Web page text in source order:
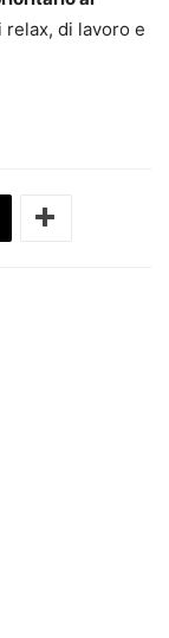
relax, di lavoro e